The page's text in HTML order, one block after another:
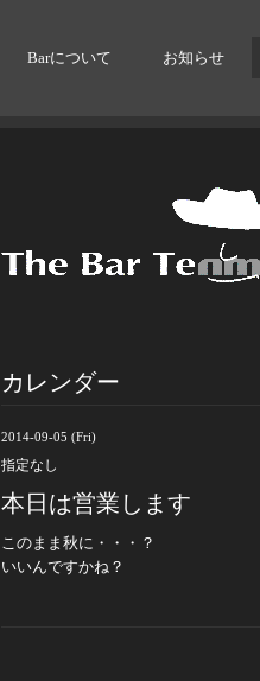
Barについて お知らせ
カレンダー
2014-09-05 (Fri)
指定なし
本日は営業します
このまま秋に・・・？
いいんですかね？